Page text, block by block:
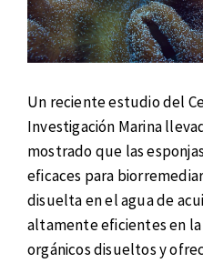
Un reciente estudio del
Investigación Marina
mostrado que las
eficaces para
disuelta en el agua de
altamente eficientes en
orgánicos disueltos y